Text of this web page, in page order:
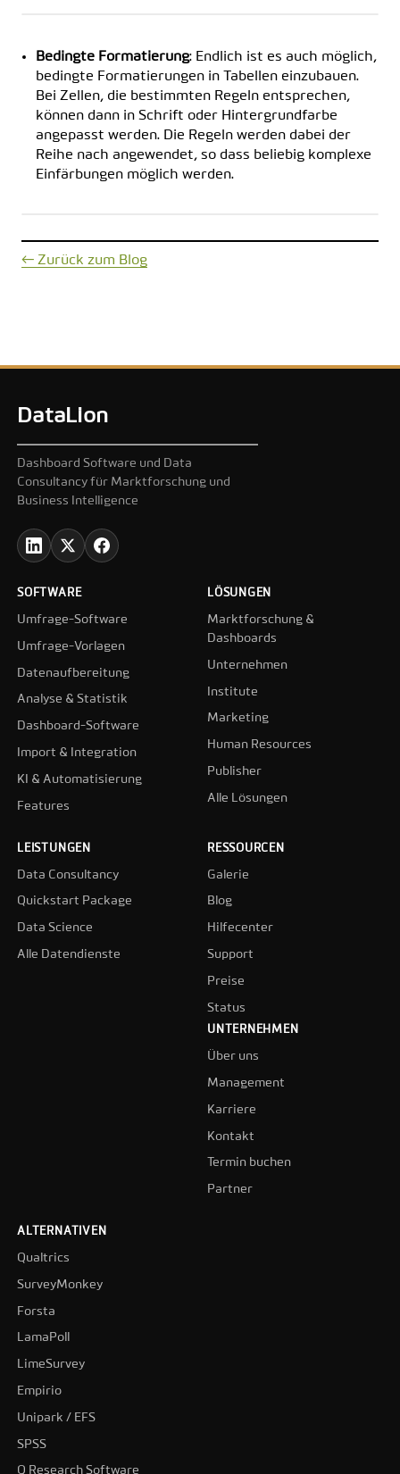
Bedingte Formatierung: Endlich ist es auch möglich,
bedingte Formatierungen in Tabellen einzubauen.
Bei Zellen, die bestimmten Regeln entsprechen,
können dann in Schrift oder Hintergrundfarbe
angepasst werden. Die Regeln werden dabei der
Reihe nach angewendet, so dass beliebig komplexe
Einfärbungen möglich werden.
← Zurück zum Blog
DataLion
Dashboard Software und Data
Consultancy für Marktforschung und
Business Intelligence
SOFTWARE
Umfrage-Software
Umfrage-Vorlagen
Datenaufbereitung
Analyse & Statistik
Dashboard-Software
Import & Integration
KI & Automatisierung
Features
LÖSUNGEN
Marktforschung &
Dashboards
Unternehmen
Institute
Marketing
Human Resources
Publisher
Alle Lösungen
LEISTUNGEN
Data Consultancy
Quickstart Package
Data Science
Alle Datendienste
RESSOURCEN
Galerie
Blog
Hilfecenter
Support
Preise
Status
UNTERNEHMEN
Über uns
Management
Karriere
Kontakt
Termin buchen
Partner
ALTERNATIVEN
Qualtrics
SurveyMonkey
Forsta
LamaPoll
LimeSurvey
Empirio
Unipark / EFS
SPSS
Q Research Software